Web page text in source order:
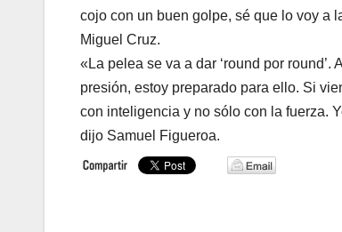
cojo con un buen golpe, sé que lo voy a
Miguel Cruz.
«La pelea se va a dar ‘round por
presión, estoy preparado para ello. Si
con inteligencia y no sólo con la fuerza.
dijo Samuel Figueroa.